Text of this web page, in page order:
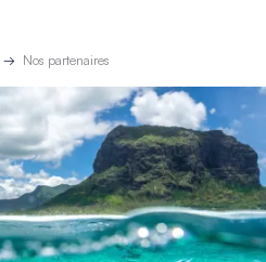
Nos partenaires